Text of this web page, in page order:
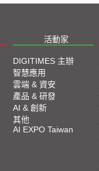
活動家
DIGITIMES 主辦
智慧應用
雲端 & 資安
產品 & 研發
AI & 創新
其他
AI EXPO Taiwan